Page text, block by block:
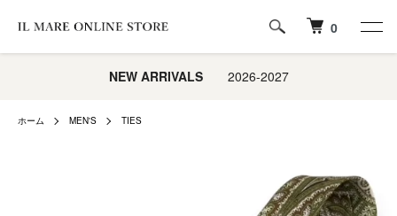
0
NEW ARRIVALS2026-2027
ホーム MEN'S TIES